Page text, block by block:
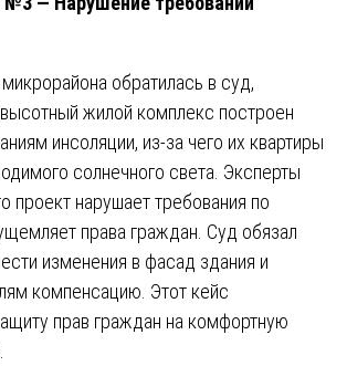
обратилась в суд,
жилой комплекс построен
инсоляции, из-за чего их квартиры
солнечного света. Эксперты
проект нарушает требования по
права граждан. Суд обязал
изменения в фасад здания и
компенсацию. Этот кейс
прав граждан на комфортную